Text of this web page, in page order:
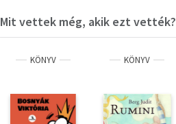
Mit vettek még, akik ezt vették?
KÖNYV KÖNYV